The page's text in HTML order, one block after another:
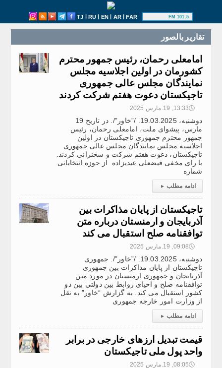
TJ | RU | EN | AR|FAR 101.5 FM
تقارير بالصور
امامعلی رحمان، رئیس جمهور محترم
کشورمان در اولین اجلاسیه مجلس
نمایندگان مجلس عالی جمهوری
تاجیکستان دعوت هفتم شرکت کردند
🕔13:33, 19.مارس 2025
دوشنبه، 19.03.2025. /”خاور”/. در تاریخ 19
مارس، پیشوای ملت، امامعلی رحمان، رئیس
جمهور محترم جمهوری تاجیکستان در اولین
اجلاسیه مجلس نمایندگان مجلس عالی جمهوری
تاجیکستان، دعوت هفتم شرکت و سخنرانی کردند.
با رای مخفی فیضعلی عیدیزاده از حوزه انتخاباتی
شماره
ادامه مطلب ▸
تاجیکستان از پایان مذاکرات بین
آذربایجان و ارمنستان درباره متن
توافقنامه صلح استقبال می کند
🕔09:08, 19.مارس 2025
دوشنبه، 19.03.2025. /”خاور”/. جمهوری
تاجیکستان از پایان مذاکرات بین جمهوری
آذربایجان و جمهوری ارمنستان در مورد متن
توافقنامه صلح و احیای روابط بین دولتی بین دو
کشور استقبال می کند. به گزارش “خاور” به نقل
از وزارت امور خارجه جمهوری
ادامه مطلب ▸
قیمت تبدیل ارزهای خارجی در برابر
واحد پول ملی تاجیکستان
🕔08:05, 19.مارس 2025